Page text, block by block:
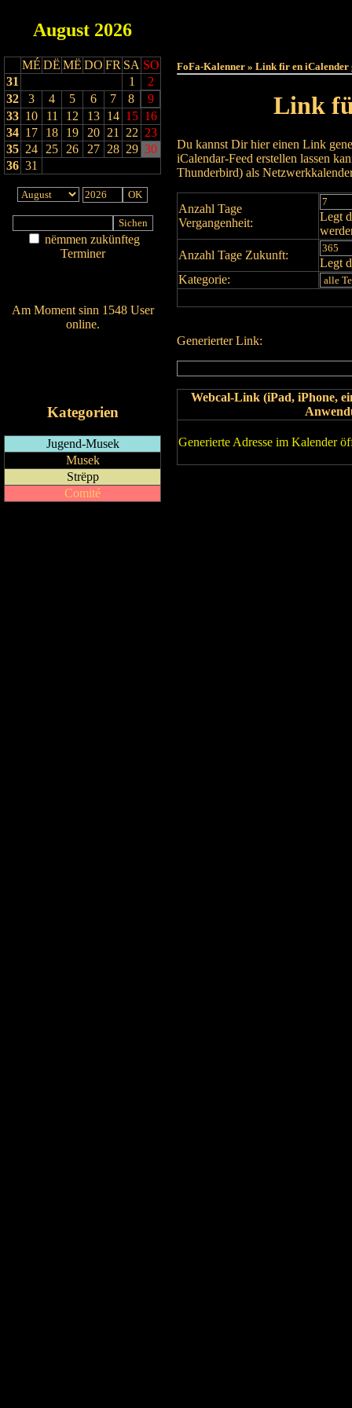
August 2026
MÉ DË MË DO FR SA SO
31
1
2
32
3 4 5 6 7 8
9
33 10 11 12 13 14 15 16
34 17 18 19 20 21 22 23
35 24 25 26 27 28 29 30
36 31
nëmmen zukünfteg
Terminer
Am Moment sinn 1548 User
online.
Kategorien
Jugend-Musek
Musek
Strëpp
Comité
FoFa-Kalenner » Link fir en iCalender
Link
Du kannst Dir hier einen Link
iCalendar-Feed erstellen lassen
Thunderbird) als
Anzahl Tage
Vergangenheit:
Legt
Anzahl Tage Zukunft:
Legt
Kategorie:
Generierter Link:
Webcal-Link (iPad, iPhone,
Generierte Adresse im Kalender